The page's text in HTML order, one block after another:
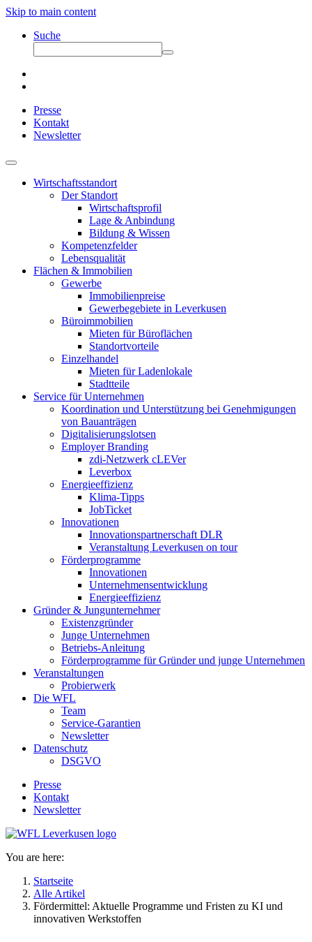
Skip to main content
Suche
Presse
Kontakt
Newsletter
Wirtschaftsstandort
Der Standort
Wirtschaftsprofil
Lage & Anbindung
Bildung & Wissen
Kompetenzfelder
Lebensqualität
Flächen & Immobilien
Gewerbe
Immobilienpreise
Gewerbegebiete in Leverkusen
Büroimmobilien
Mieten für Büroflächen
Standortvorteile
Einzelhandel
Mieten für Ladenlokale
Stadtteile
Service für Unternehmen
Koordination und Unterstützung bei Genehmigungen
von Bauanträgen
Digitalisierungslotsen
Employer Branding
zdi-Netzwerk cLEVer
Leverbox
Energieeffizienz
Klima-Tipps
JobTicket
Innovationen
Innovationspartnerschaft DLR
Veranstaltung Leverkusen on tour
Förderprogramme
Innovationen
Unternehmensentwicklung
Energieeffizienz
Gründer & Jungunternehmer
Existenzgründer
Junge Unternehmen
Betriebs-Anleitung
Förderprogramme für Gründer und junge Unternehmen
Veranstaltungen
Probierwerk
Die WFL
Team
Service-Garantien
Newsletter
Datenschutz
DSGVO
Presse
Kontakt
Newsletter
You are here:
Startseite
Alle Artikel
Fördermittel: Aktuelle Programme und Fristen zu KI und
innovativen Werkstoffen